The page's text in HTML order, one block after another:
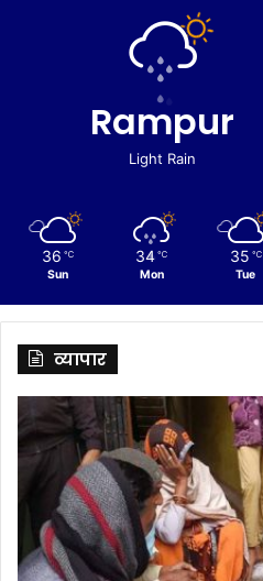
Rampur
Light Rain
36 ℃
Sun
34 ℃
Mon
35 ℃
Tue
व्यापार